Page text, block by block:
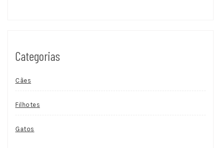
Categorias
Cães
Filhotes
Gatos